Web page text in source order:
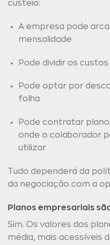
custeio:
A empresa pode
mensalidade
Pode dividir os
Pode optar por
folha
Pode contratar
onde o colaborador
utilizar
Tudo dependerá da
da negociação com a
Planos empresariais
Sim. Os valores dos
média, mais acessíveis